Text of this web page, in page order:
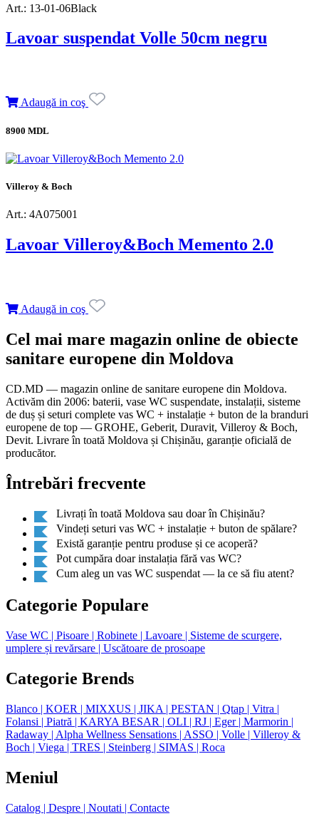
Art.: 13-01-06Black
Lavoar suspendat Volle 50cm negru
Adaugă in coş
8900 MDL
Villeroy & Boch
Art.: 4A075001
Lavoar Villeroy&Boch Memento 2.0
Adaugă in coş
Cel mai mare magazin online de obiecte
sanitare europene din Moldova
CD.MD — magazin online de sanitare europene din Moldova.
Activăm din 2006: baterii, vase WC suspendate, instalații, sisteme
de duș și seturi complete vas WC + instalație + buton de la branduri
europene de top — GROHE, Geberit, Duravit, Villeroy & Boch,
Devit. Livrare în toată Moldova și Chișinău, garanție oficială de
producător.
Întrebări frecvente
Livrați în toată Moldova sau doar în Chișinău?
Vindeți seturi vas WC + instalație + buton de spălare?
Există garanție pentru produse și ce acoperă?
Pot cumpăra doar instalația fără vas WC?
Cum aleg un vas WC suspendat — la ce să fiu atent?
Categorie Populare
Vase WC | Pisoare | Robinete | Lavoare | Sisteme de scurgere,
umplere și revărsare | Uscătoare de prosoape
Categorie Brends
Blanco | KOER | MIXXUS | JIKA | PESTAN | Qtap | Vitra |
Folansi | Piatră | KARYA BESAR | OLI | RJ | Eger | Marmorin |
Radaway | Alpha Wellness Sensations | ASSO | Volle | Villeroy &
Boch | Viega | TRES | Steinberg | SIMAS | Roca
Meniul
Catalog | Despre | Noutati | Contacte